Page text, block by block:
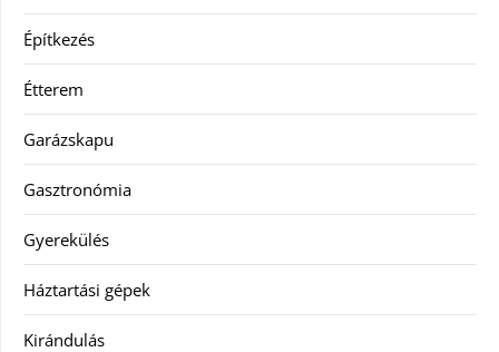
Építkezés
Étterem
Garázskapu
Gasztronómia
Gyerekülés
Háztartási gépek
Kirándulás